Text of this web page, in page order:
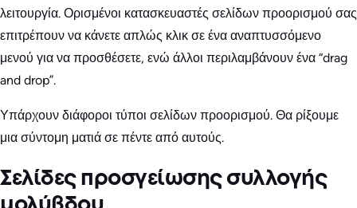
λειτουργία. Ορισμένοι κατασκευαστές σελίδων προορισμού σας
επιτρέπουν να κάνετε απλώς κλικ σε ένα αναπτυσσόμενο
μενού για να προσθέσετε, ενώ άλλοι περιλαμβάνουν ένα “drag
and drop”.
Υπάρχουν διάφοροι τύποι σελίδων προορισμού. Θα ρίξουμε
μια σύντομη ματιά σε πέντε από αυτούς.
Σελίδες προσγείωσης συλλογής